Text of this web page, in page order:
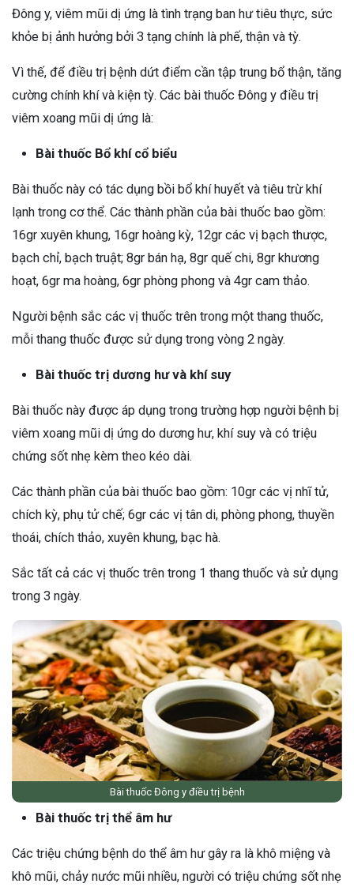
Đông y, viêm mũi dị ứng là tình trạng ban hư tiêu thực, sức
khỏe bị ảnh hưởng bởi 3 tạng chính là phế, thận và tỳ.
Vì thế, để điều trị bệnh dứt điểm cần tập trung bổ thận, tăng
cường chính khí và kiện tỳ. Các bài thuốc Đông y điều trị
viêm xoang mũi dị ứng là:
Bài thuốc Bổ khí cổ biểu
Bài thuốc này có tác dụng bồi bổ khí huyết và tiêu trừ khí
lạnh trong cơ thể. Các thành phần của bài thuốc bao gồm:
16gr xuyên khung, 16gr hoàng kỳ, 12gr các vị bạch thược,
bạch chỉ, bạch truật; 8gr bán hạ, 8gr quế chi, 8gr khương
hoạt, 6gr ma hoàng, 6gr phòng phong và 4gr cam thảo.
Người bệnh sắc các vị thuốc trên trong một thang thuốc,
mỗi thang thuốc được sử dụng trong vòng 2 ngày.
Bài thuốc trị dương hư và khí suy
Bài thuốc này được áp dụng trong trường hợp người bệnh bị
viêm xoang mũi dị ứng do dương hư, khí suy và có triệu
chứng sốt nhẹ kèm theo kéo dài.
Các thành phần của bài thuốc bao gồm: 10gr các vị nhĩ tử,
chích kỳ, phụ tử chế; 6gr các vị tân di, phòng phong, thuyền
thoái, chích thảo, xuyên khung, bạc hà.
Sắc tất cả các vị thuốc trên trong 1 thang thuốc và sử dụng
trong 3 ngày.
Bài thuốc Đông y điều trị bệnh
Bài thuốc trị thể âm hư
Các triệu chứng bệnh do thể âm hư gây ra là khô miệng và
khô mũi, chảy nước mũi nhiều, người có triệu chứng sốt nhẹ